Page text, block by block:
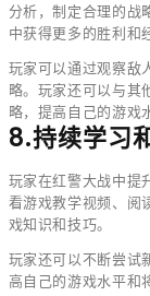
分析，制定合理的战
中获得更多的胜利和
玩家可以通过观察敌
略。玩家还可以与其
略，提高自己的游戏
8.持续学习
玩家在红警大战中提
看游戏教学视频、阅
戏知识和技巧。
玩家还可以不断尝试
高自己的游戏水平和